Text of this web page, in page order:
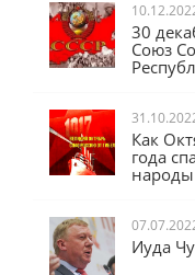
30
Союз
Как
года
народы
Иуда